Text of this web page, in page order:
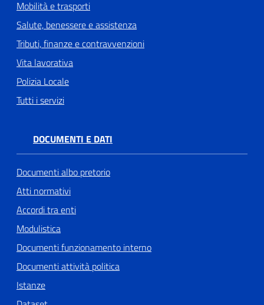
Mobilità e trasporti
Salute, benessere e assistenza
Tributi, finanze e contravvenzioni
Vita lavorativa
Polizia Locale
Tutti i servizi
DOCUMENTI E DATI
Documenti albo pretorio
Atti normativi
Accordi tra enti
Modulistica
Documenti funzionamento interno
Documenti attività politica
Istanze